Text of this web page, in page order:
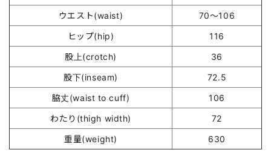
ウエスト(waist)
70～106
ヒップ(hip)
116
股上(crotch)
36
股下(inseam)
72.5
脇丈(waist to cuff)
106
わたり(thigh width)
72
重量(weight)
630